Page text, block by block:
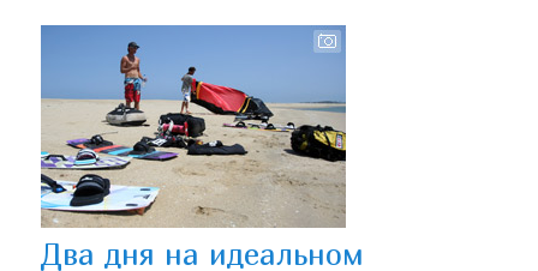
Два дня на идеальном